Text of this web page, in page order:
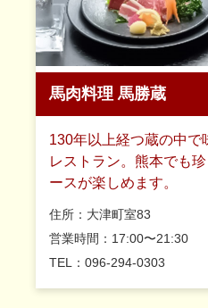
馬肉料理 馬勝蔵
130年以上経つ蔵の中で
レストラン。熊本でも
ースが楽しめます。
住所：大津町室83
営業時間：17:00〜21:30
TEL：096-294-0303